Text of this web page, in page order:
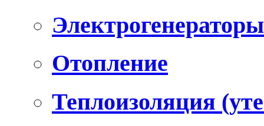
Электрогенераторы
Отопление
Теплоизоляция